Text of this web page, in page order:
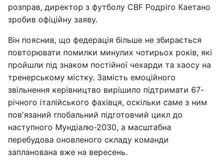
розправ, директор з футболу CBF Родріго Каетано
зробив офіційну заяву.
Він пояснив, що федерація більше не збирається
повторювати помилки минулих чотирьох років, які
пройшли під знаком постійної чехарди та хаосу на
тренерському містку. Замість емоційного
звільнення керівництво вирішило підтримати 67-
річного італійського фахівця, оскільки саме з ним
пов'язаний глобальний підготовчий цикл до
наступного Мундіалю-2030, а масштабна
перебудова оновленого складу команди
запланована вже на вересень.